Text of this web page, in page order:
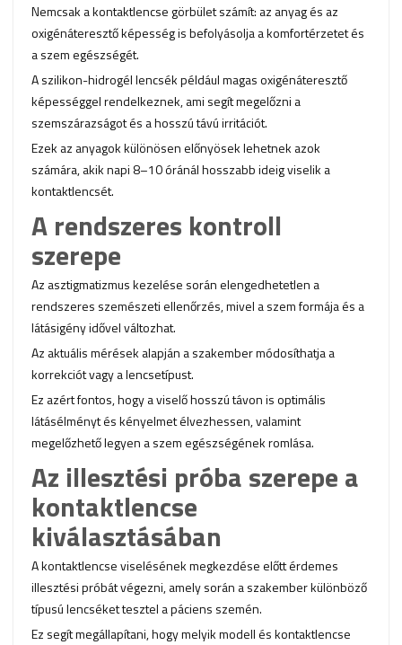
Nemcsak a kontaktlencse görbület számít: az anyag és az
oxigénáteresztő képesség is befolyásolja a komfortérzetet és
a szem egészségét.
A szilikon-hidrogél lencsék például magas oxigénáteresztő
képességgel rendelkeznek, ami segít megelőzni a
szemszárazságot és a hosszú távú irritációt.
Ezek az anyagok különösen előnyösek lehetnek azok
számára, akik napi 8–10 óránál hosszabb ideig viselik a
kontaktlencsét.
A rendszeres kontroll
szerepe
Az asztigmatizmus kezelése során elengedhetetlen a
rendszeres szemészeti ellenőrzés, mivel a szem formája és a
látásigény idővel változhat.
Az aktuális mérések alapján a szakember módosíthatja a
korrekciót vagy a lencsetípust.
Ez azért fontos, hogy a viselő hosszú távon is optimális
látásélményt és kényelmet élvezhessen, valamint
megelőzhető legyen a szem egészségének romlása.
Az illesztési próba szerepe a
kontaktlencse
kiválasztásában
A kontaktlencse viselésének megkezdése előtt érdemes
illesztési próbát végezni, amely során a szakember különböző
típusú lencséket tesztel a páciens szemén.
Ez segít megállapítani, hogy melyik modell és kontaktlencse